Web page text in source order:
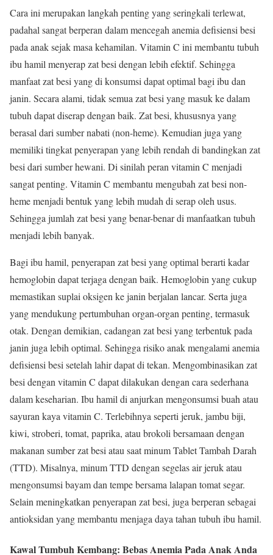
Cara ini merupakan langkah penting yang seringkali terlewat,
padahal sangat berperan dalam mencegah anemia defisiensi besi
pada anak sejak masa kehamilan. Vitamin C ini membantu tubuh
ibu hamil menyerap zat besi dengan lebih efektif. Sehingga
manfaat zat besi yang di konsumsi dapat optimal bagi ibu dan
janin. Secara alami, tidak semua zat besi yang masuk ke dalam
tubuh dapat diserap dengan baik. Zat besi, khususnya yang
berasal dari sumber nabati (non-heme). Kemudian juga yang
memiliki tingkat penyerapan yang lebih rendah di bandingkan zat
besi dari sumber hewani. Di sinilah peran vitamin C menjadi
sangat penting. Vitamin C membantu mengubah zat besi non-
heme menjadi bentuk yang lebih mudah di serap oleh usus.
Sehingga jumlah zat besi yang benar-benar di manfaatkan tubuh
menjadi lebih banyak.
Bagi ibu hamil, penyerapan zat besi yang optimal berarti kadar
hemoglobin dapat terjaga dengan baik. Hemoglobin yang cukup
memastikan suplai oksigen ke janin berjalan lancar. Serta juga
yang mendukung pertumbuhan organ-organ penting, termasuk
otak. Dengan demikian, cadangan zat besi yang terbentuk pada
janin juga lebih optimal. Sehingga risiko anak mengalami anemia
defisiensi besi setelah lahir dapat di tekan. Mengombinasikan zat
besi dengan vitamin C dapat dilakukan dengan cara sederhana
dalam keseharian. Ibu hamil di anjurkan mengonsumsi buah atau
sayuran kaya vitamin C. Terlebihnya seperti jeruk, jambu biji,
kiwi, stroberi, tomat, paprika, atau brokoli bersamaan dengan
makanan sumber zat besi atau saat minum Tablet Tambah Darah
(TTD). Misalnya, minum TTD dengan segelas air jeruk atau
mengonsumsi bayam dan tempe bersama lalapan tomat segar.
Selain meningkatkan penyerapan zat besi, juga berperan sebagai
antioksidan yang membantu menjaga daya tahan tubuh ibu hamil.
Kawal Tumbuh Kembang: Bebas Anemia Pada Anak Anda